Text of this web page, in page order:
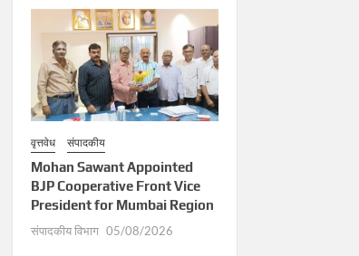
वृत्तवेध संपादकीय
Mohan Sawant Appointed
BJP Cooperative Front Vice
President for Mumbai Region
संपादकीय विभाग 05/08/2026